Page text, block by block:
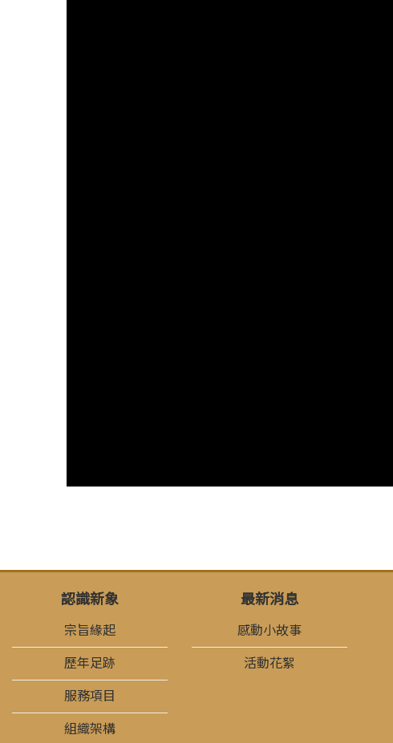
認識新象
宗旨緣起
歷年足跡
服務項目
組織架構
最新消息
感動小故事
活動花絮